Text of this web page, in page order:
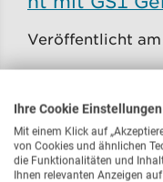
Veröffentlicht am
...der
Verbesserung
die Erweiterung
Beschäftigung
Ihre Cookie Einstellungen
Mit einem Klick auf
von Cookies und ähnlichen
die Funktionalitäten und
Ihnen relevanten Anzeigen